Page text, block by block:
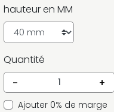
hauteur en MM
Quantité
-
+
Ajouter 0% de marge